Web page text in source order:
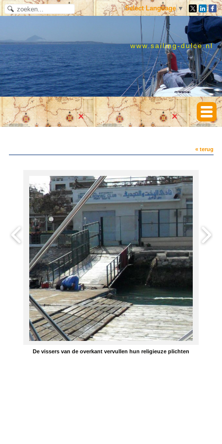
Select Language ▼
www.sailing-dulce.nl
« terug
De vissers van de overkant vervullen hun religieuze plichten